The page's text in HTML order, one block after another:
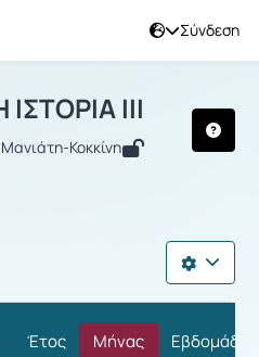
Σύνδεση
ΙΣΤΟΡΙΑ ΙΙΙ
ΙΙΙ
Κοκκίνη
Έτος Μήνας Εβδομάδα